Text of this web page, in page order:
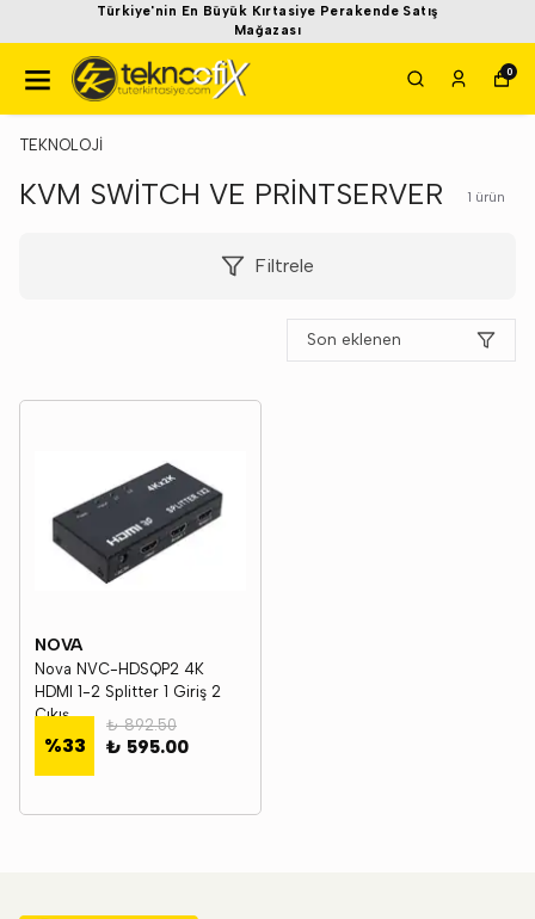
Türkiye'nin En Büyük Kırtasiye Perakende Satış
Mağazası
0
TEKNOLOJİ
KVM SWİTCH VE PRİNTSERVER 1 ürün
Filtrele
Son eklenen
NOVA
Nova NVC-HDSQP2 4K
HDMI 1-2 Splitter 1 Giriş 2
Çıkış
%33
₺ 892.50
₺ 595.00